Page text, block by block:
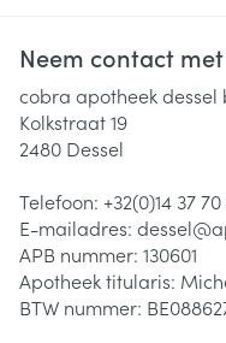
Neem contact
cobra apotheek dessel
Kolkstraat 19
2480 Dessel
Telefoon: +32(0)14 37
E-mailadres: dessel@
APB nummer: 130601
Apotheek titularis:
BTW nummer: